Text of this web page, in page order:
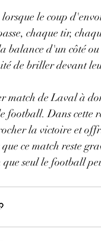
le coup
chaque tir,
balance d'un côté
de briller devant
match de Laval à
football. Dans cette
la victoire et
ce match reste
seul le football